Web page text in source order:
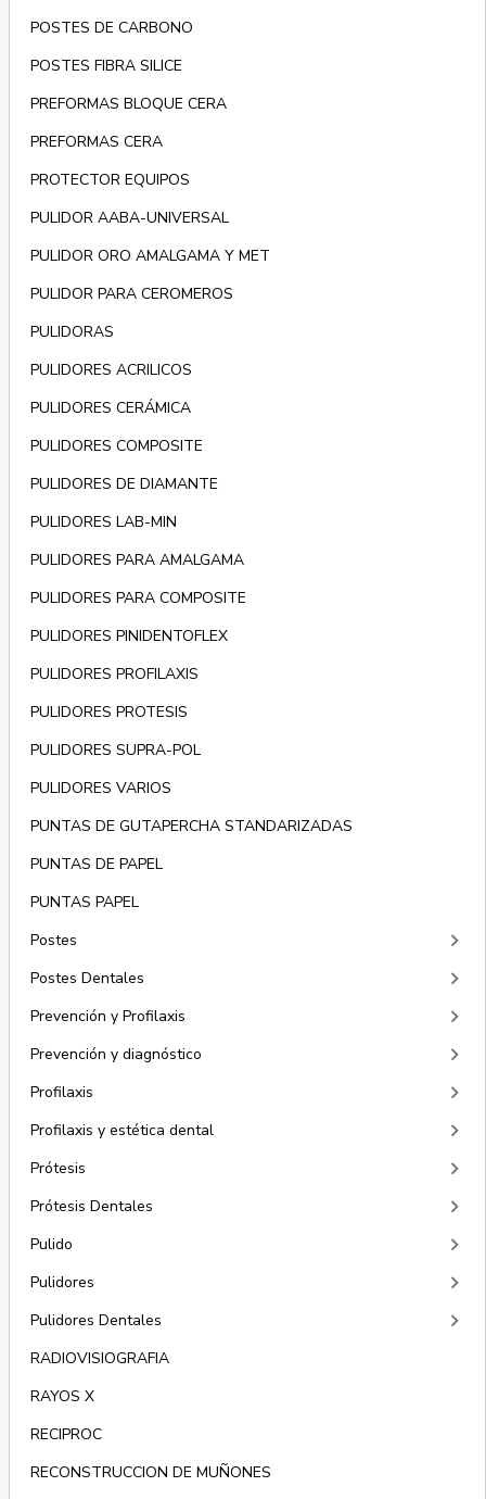
POSTES DE CARBONO
POSTES FIBRA SILICE
PREFORMAS BLOQUE CERA
PREFORMAS CERA
PROTECTOR EQUIPOS
PULIDOR AABA-UNIVERSAL
PULIDOR ORO AMALGAMA Y MET
PULIDOR PARA CEROMEROS
PULIDORAS
PULIDORES ACRILICOS
PULIDORES CERÁMICA
PULIDORES COMPOSITE
PULIDORES DE DIAMANTE
PULIDORES LAB-MIN
PULIDORES PARA AMALGAMA
PULIDORES PARA COMPOSITE
PULIDORES PINIDENTOFLEX
PULIDORES PROFILAXIS
PULIDORES PROTESIS
PULIDORES SUPRA-POL
PULIDORES VARIOS
PUNTAS DE GUTAPERCHA STANDARIZADAS
PUNTAS DE PAPEL
PUNTAS PAPEL
Postes
keyboard_arrow_right
Postes Dentales keyboard_arrow_right
Prevención y Profilaxis keyboard_arrow_right
Prevención y diagnóstico keyboard_arrow_right
Profilaxis keyboard_arrow_right
Profilaxis y estética dental keyboard_arrow_right
Prótesis keyboard_arrow_right
Prótesis Dentales keyboard_arrow_right
Pulido keyboard_arrow_right
Pulidores keyboard_arrow_right
Pulidores Dentales keyboard_arrow_right
RADIOVISIOGRAFIA
RAYOS X
RECIPROC
RECONSTRUCCION DE MUÑONES